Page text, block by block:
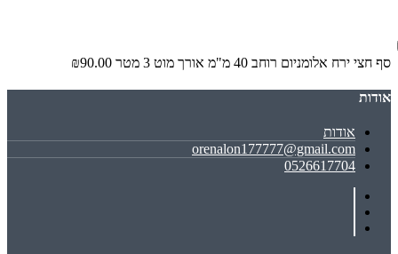
סף חצי ירח אלומניום רוחב 40 מ"מ אורך מוט 3 מטר ₪90.00
אודות
אודות
orenalon177777@gmail.com
0526617704